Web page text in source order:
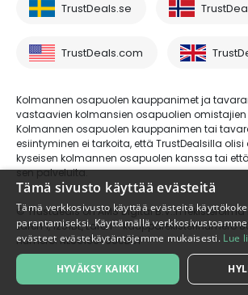
TrustDeals.se
TrustDeals.com
Kolmannen osapuolen kauppanimet ja
vastaavien kolmansien osapuolien
Kolmannen osapuolen kauppanimen tai
esiintyminen ei tarkoita, että TrustDealsilla
kyseisen kolmannen osapuolen kanssa tai
sen palveluita.
© Trustdeals on AMS Digital B.V.:n
Laren 1, 1251BL, Laren - kaupparekisterinumero
numero: NL861609360B01
Tämä sivusto käyttää evästeitä
Tämä verkkosivusto käyttää evästeitä
parantamiseksi. Käyttämällä
evästeet evästekäytäntöjemme mukaisesti. Lue
HYVÄKSY KAIKKI